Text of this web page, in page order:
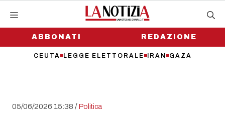
contenutoABBONATI
CEUTA LEGGE ELETTORALE IRAN GAZA
REDAZIONE
05/06/2026 15:38 /Politica